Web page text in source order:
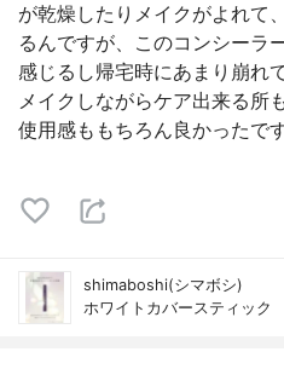
が乾燥したりメイクがよれて
るんですが、このコンシーラ
感じるし帰宅時にあまり崩れ
メイクしながらケア出来る所
使用感ももちろん良かったで
shimaboshi(シマボシ)
ホワイトカバースティック